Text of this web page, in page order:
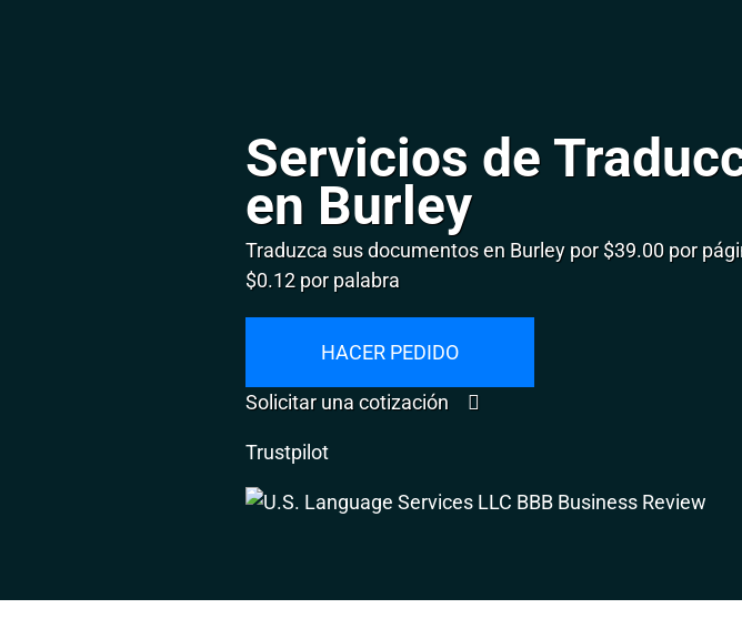
Servicios de
en Burley
Traduzca sus documentos en Burley por $39.00 por
$0.12 por palabra
HACER PEDIDO
Solicitar una cotización
Trustpilot